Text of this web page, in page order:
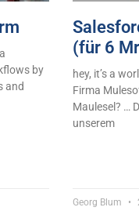
by
and
(für 6
hey, it’s a
Firma
Maulesel? …
unserem
Georg Blum